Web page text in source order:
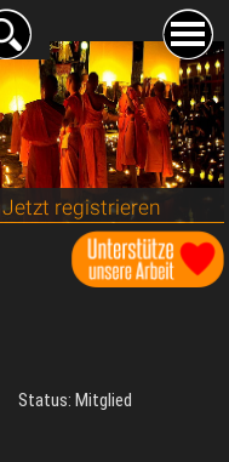
Jetzt registrieren
Status: Mitglied